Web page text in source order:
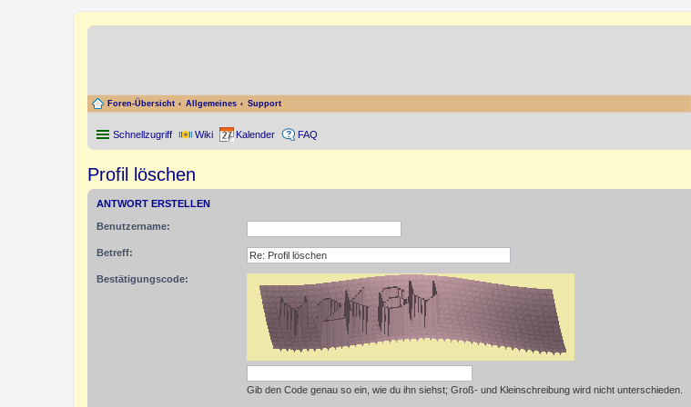
Foren-Übersicht Allgemeines Support
Schnellzugriff Wiki Kalender FAQ
Profil löschen
ANTWORT ERSTELLEN
Benutzername:
Betreff:
Bestätigungscode:
Gib den Code genau so ein, wie du ihn siehst; Groß- und Kleinschreibung wird nicht unterschieden.